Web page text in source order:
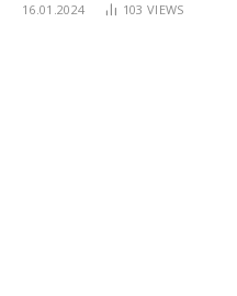
16.01.2024 103 VIEWS